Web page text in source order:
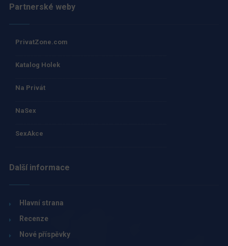
Partnerské weby
PrivatZone.com
Katalog Holek
Na Privát
NaSex
SexAkce
Další informace
Hlavní strana
Recenze
Nové příspěvky